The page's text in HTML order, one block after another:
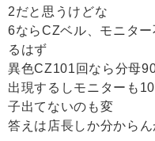
2だと思うけどな
6ならCZベル、モニタ
るはず
異色CZ101回なら分母
出現するしモニターも
子出てないのも変
答えは店長しか分から